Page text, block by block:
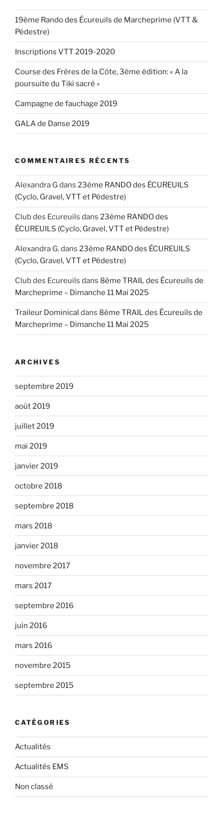
19ème Rando des Écureuils de Marcheprime (VTT &
Pédestre)
Inscriptions VTT 2019-2020
Course des Frères de la Côte, 3ème édition: « A la
poursuite du Tiki sacré »
Campagne de fauchage 2019
GALA de Danse 2019
COMMENTAIRES RÉCENTS
Alexandra G dans 23ème RANDO des ÉCUREUILS
(Cyclo, Gravel, VTT et Pédestre)
Club des Ecureuils dans 23ème RANDO des
ÉCUREUILS (Cyclo, Gravel, VTT et Pédestre)
Alexandra G.dans 23ème RANDO des ÉCUREUILS
(Cyclo, Gravel, VTT et Pédestre)
Club des Ecureuils dans 8ème TRAIL des Écureuils de
Marcheprime – Dimanche 11 Mai 2025
Traileur Dominical dans 8ème TRAIL des Écureuils de
Marcheprime – Dimanche 11 Mai 2025
ARCHIVES
septembre 2019
août 2019
juillet 2019
mai 2019
janvier 2019
octobre 2018
septembre 2018
mars 2018
janvier 2018
novembre 2017
mars 2017
septembre 2016
juin 2016
mars 2016
novembre 2015
septembre 2015
CATÉGORIES
Actualités
Actualités EMS
Non classé